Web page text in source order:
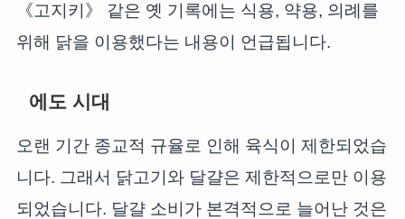
《고지키》 같은 옛 기록에는 식용, 약용, 의례를
위해 닭을 이용했다는 내용이 언급됩니다.
에도 시대
오랜 기간 종교적 규율로 인해 육식이 제한되었습
니다. 그래서 닭고기와 달걀은 제한적으로만 이용
되었습니다. 달걀 소비가 본격적으로 늘어난 것은